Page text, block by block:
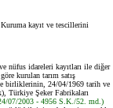
Kuruma kayıt ve tescillerini
nüfus idareleri kayıtları ile diğer
kurulan tarım satış
birliklerinin, 24/04/1969 tarih ve
Türkiye Şeker Fabrikaları
07/2003 - 4956 S.K./52. md.)